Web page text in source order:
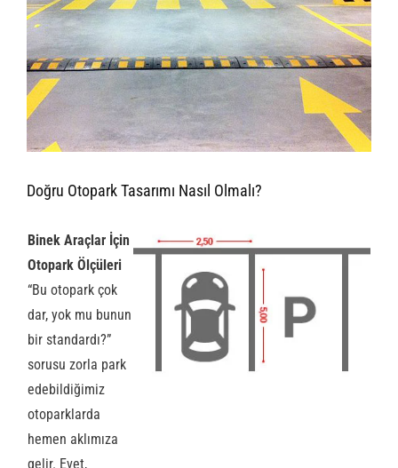
Doğru Otopark Tasarımı Nasıl Olmalı?
Binek Araçlar İçin
Otopark Ölçüleri
“Bu otopark çok
dar, yok mu bunun
bir standardı?”
sorusu zorla park
edebildiğimiz
otoparklarda
hemen aklımıza
gelir. Evet,